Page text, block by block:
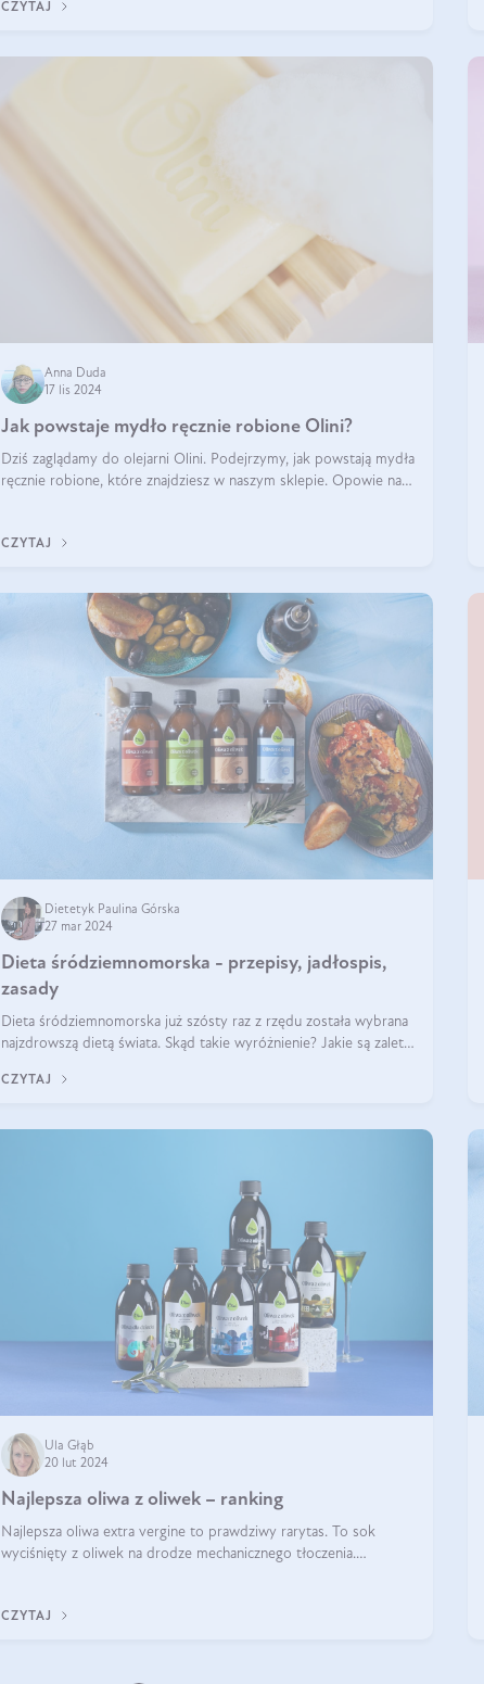
CZYTAJ
Anna Duda
17 lis 2024
Jak powstaje mydło ręcznie robione Olini?
Dziś zaglądamy do olejarni Olini. Podejrzymy, jak powstają mydła
ręcznie robione, które znajdziesz w naszym sklepie. Opowie nam
CZYTAJ
Dietetyk Paulina Górska
27 mar 2024
Dieta śródziemnomorska - przepisy, jadłospis,
zasady
Dieta śródziemnomorska już szósty raz z rzędu została wybrana
najzdrowszą dietą świata. Skąd takie wyróżnienie? Jakie są zalety
Wszystko z
CZYTAJ
Ula Głąb
20 lut 2024
Najlepsza oliwa z oliwek – ranking
Najlepsza oliwa extra vergine to prawdziwy rarytas. To sok
wyciśnięty z oliwek na drodze mechanicznego tłoczenia.
CZYTAJ